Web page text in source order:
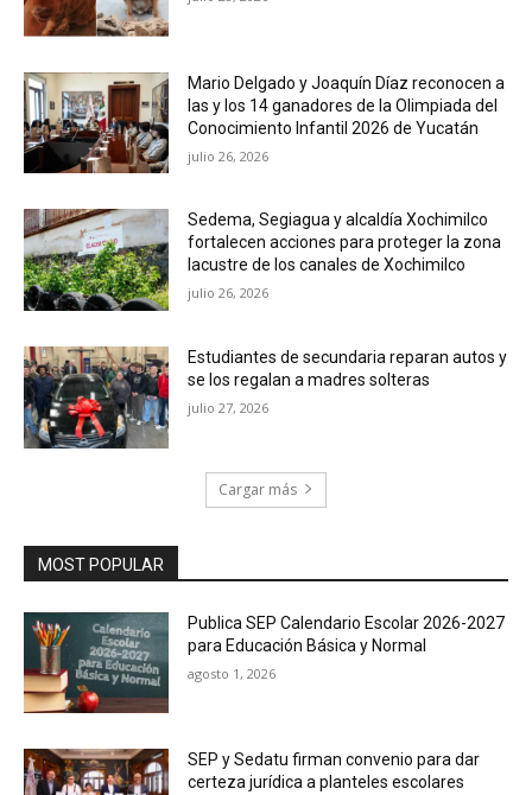
Mario Delgado y Joaquín Díaz reconocen a
las y los 14 ganadores de la Olimpiada del
Conocimiento Infantil 2026 de Yucatán
julio 26, 2026
Sedema, Segiagua y alcaldía Xochimilco
fortalecen acciones para proteger la zona
lacustre de los canales de Xochimilco
julio 26, 2026
Estudiantes de secundaria reparan autos y
se los regalan a madres solteras
julio 27, 2026
Cargar más
MOST POPULAR
Publica SEP Calendario Escolar 2026-2027
para Educación Básica y Normal
agosto 1, 2026
SEP y Sedatu firman convenio para dar
certeza jurídica a planteles escolares